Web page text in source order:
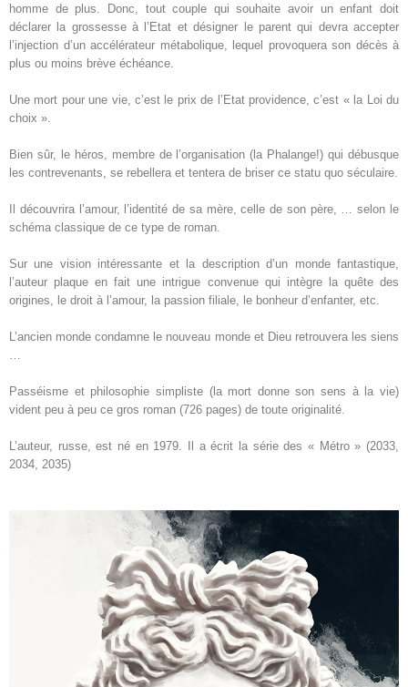
homme de plus. Donc, tout couple qui souhaite avoir un enfant doit
déclarer la grossesse à l’Etat et désigner le parent qui devra accepter
l’injection d’un accélérateur métabolique, lequel provoquera son décès à
plus ou moins brève échéance.
Une mort pour une vie, c’est le prix de l’Etat providence, c’est « la Loi du
choix ».
Bien sûr, le héros, membre de l’organisation (la Phalange!) qui débusque
les contrevenants, se rebellera et tentera de briser ce statu quo séculaire.
Il découvrira l’amour, l’identité de sa mère, celle de son père, … selon le
schéma classique de ce type de roman.
Sur une vision intéressante et la description d’un monde fantastique,
l’auteur plaque en fait une intrigue convenue qui intègre la quête des
origines, le droit à l’amour, la passion filiale, le bonheur d’enfanter, etc.
L’ancien monde condamne le nouveau monde et Dieu retrouvera les siens
…
Passéisme et philosophie simpliste (la mort donne son sens à la vie)
vident peu à peu ce gros roman (726 pages) de toute originalité.
L’auteur, russe, est né en 1979. Il a écrit la série des « Métro » (2033,
2034, 2035)